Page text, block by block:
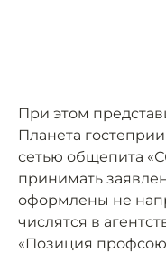
При этом
Планета
сетью общепита
принимать
оформлены не
числятся в
«Позиция